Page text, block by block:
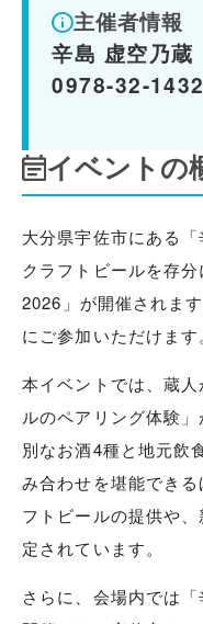
主催者情報
辛島 虚空乃蔵
0978-32-
イベントの
大分県宇佐市にある
クラフトビールを存
2026」が開催されま
にご参加いただけます
本イベントでは、蔵
ルのペアリング体験
別なお酒4種と地元飲
み合わせを堪能でき
フトビールの提供や
定されています。
さらに、会場内では